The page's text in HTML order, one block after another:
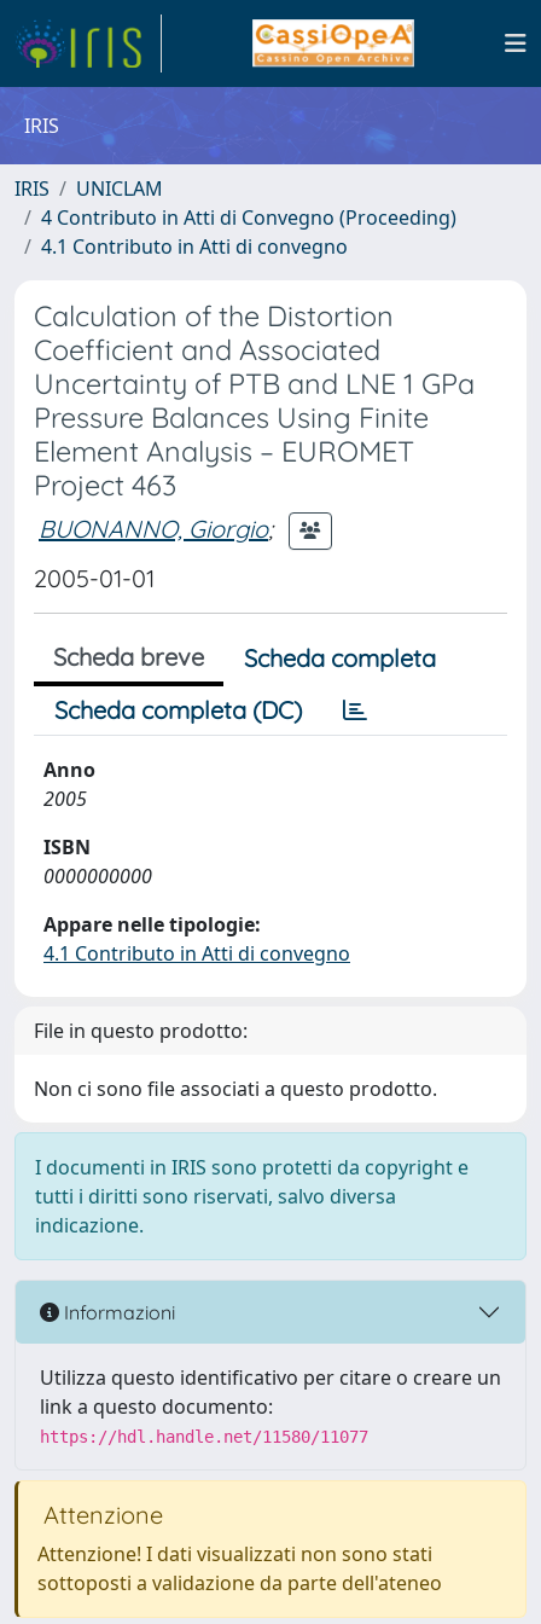
IRIS
IRIS
UNICLAM
4 Contributo in Atti di Convegno (Proceeding)
4.1 Contributo in Atti di convegno
Calculation of the Distortion
Coefficient and Associated
Uncertainty of PTB and LNE 1 GPa
Pressure Balances Using Finite
Element Analysis – EUROMET
Project 463
BUONANNO, Giorgio;
2005-01-01
Scheda breve
Scheda completa
Scheda completa (DC)
Anno
2005
ISBN
0000000000
Appare nelle tipologie:
4.1 Contributo in Atti di convegno
File in questo prodotto:
Non ci sono file associati a questo prodotto.
I documenti in IRIS sono protetti da copyright e
tutti i diritti sono riservati, salvo diversa
indicazione.
Informazioni
Utilizza questo identificativo per citare o creare un
link a questo documento:
https://hdl.handle.net/11580/11077
Attenzione
Attenzione! I dati visualizzati non sono stati
sottoposti a validazione da parte dell'ateneo